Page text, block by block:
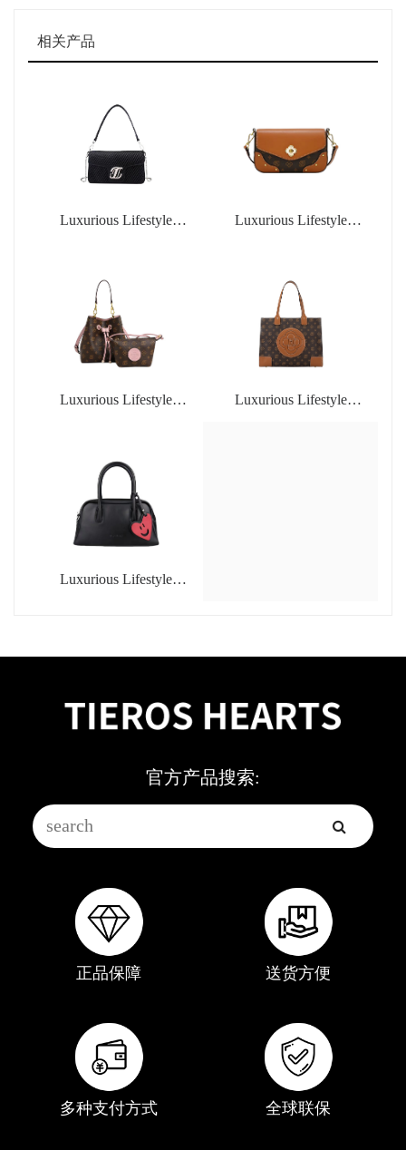
相关产品
Luxurious Lifestyle
Luxurious Lifestyle
Luxurious Lifestyle
Luxurious Lifestyle
Luxurious Lifestyle
官方产品搜索:
正品保障 送货方便
多种支付方式 全球联保